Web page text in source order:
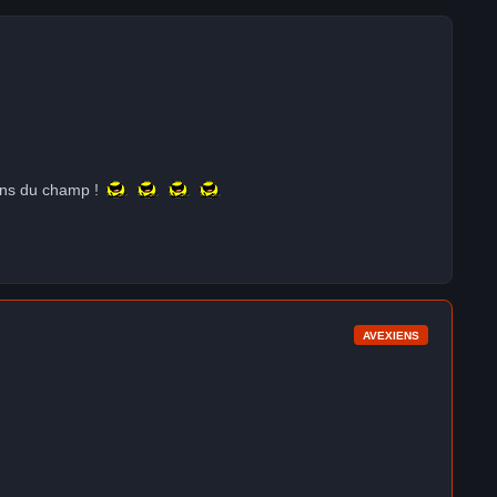
du champ !
AVEXIENS